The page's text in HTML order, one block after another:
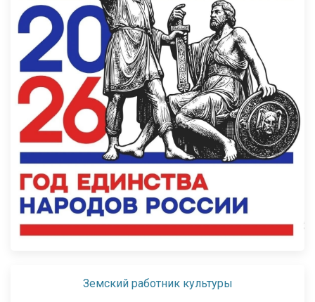
Земский работник культуры